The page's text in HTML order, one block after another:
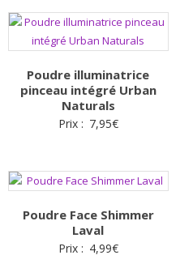
Poudre illuminatrice
pinceau intégré Urban
Naturals
Prix : 7,95€
Poudre Face Shimmer
Laval
Prix : 4,99€